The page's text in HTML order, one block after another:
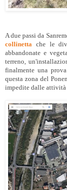
A due passi da
collinetta che le
abbandonate e
terreno,
finalmente una
questa zona del
impedite dalle attività